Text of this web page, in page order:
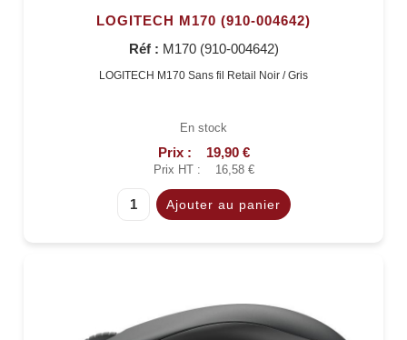
LOGITECH M170 (910-004642)
Réf : M170 (910-004642)
LOGITECH M170 Sans fil Retail Noir / Gris
En stock
Prix : 19,90 €
Prix HT : 16,58 €